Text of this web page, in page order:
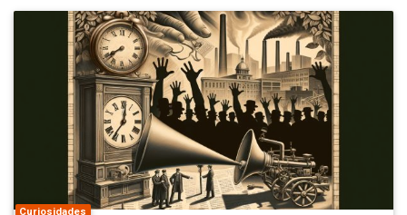
Curiosidades